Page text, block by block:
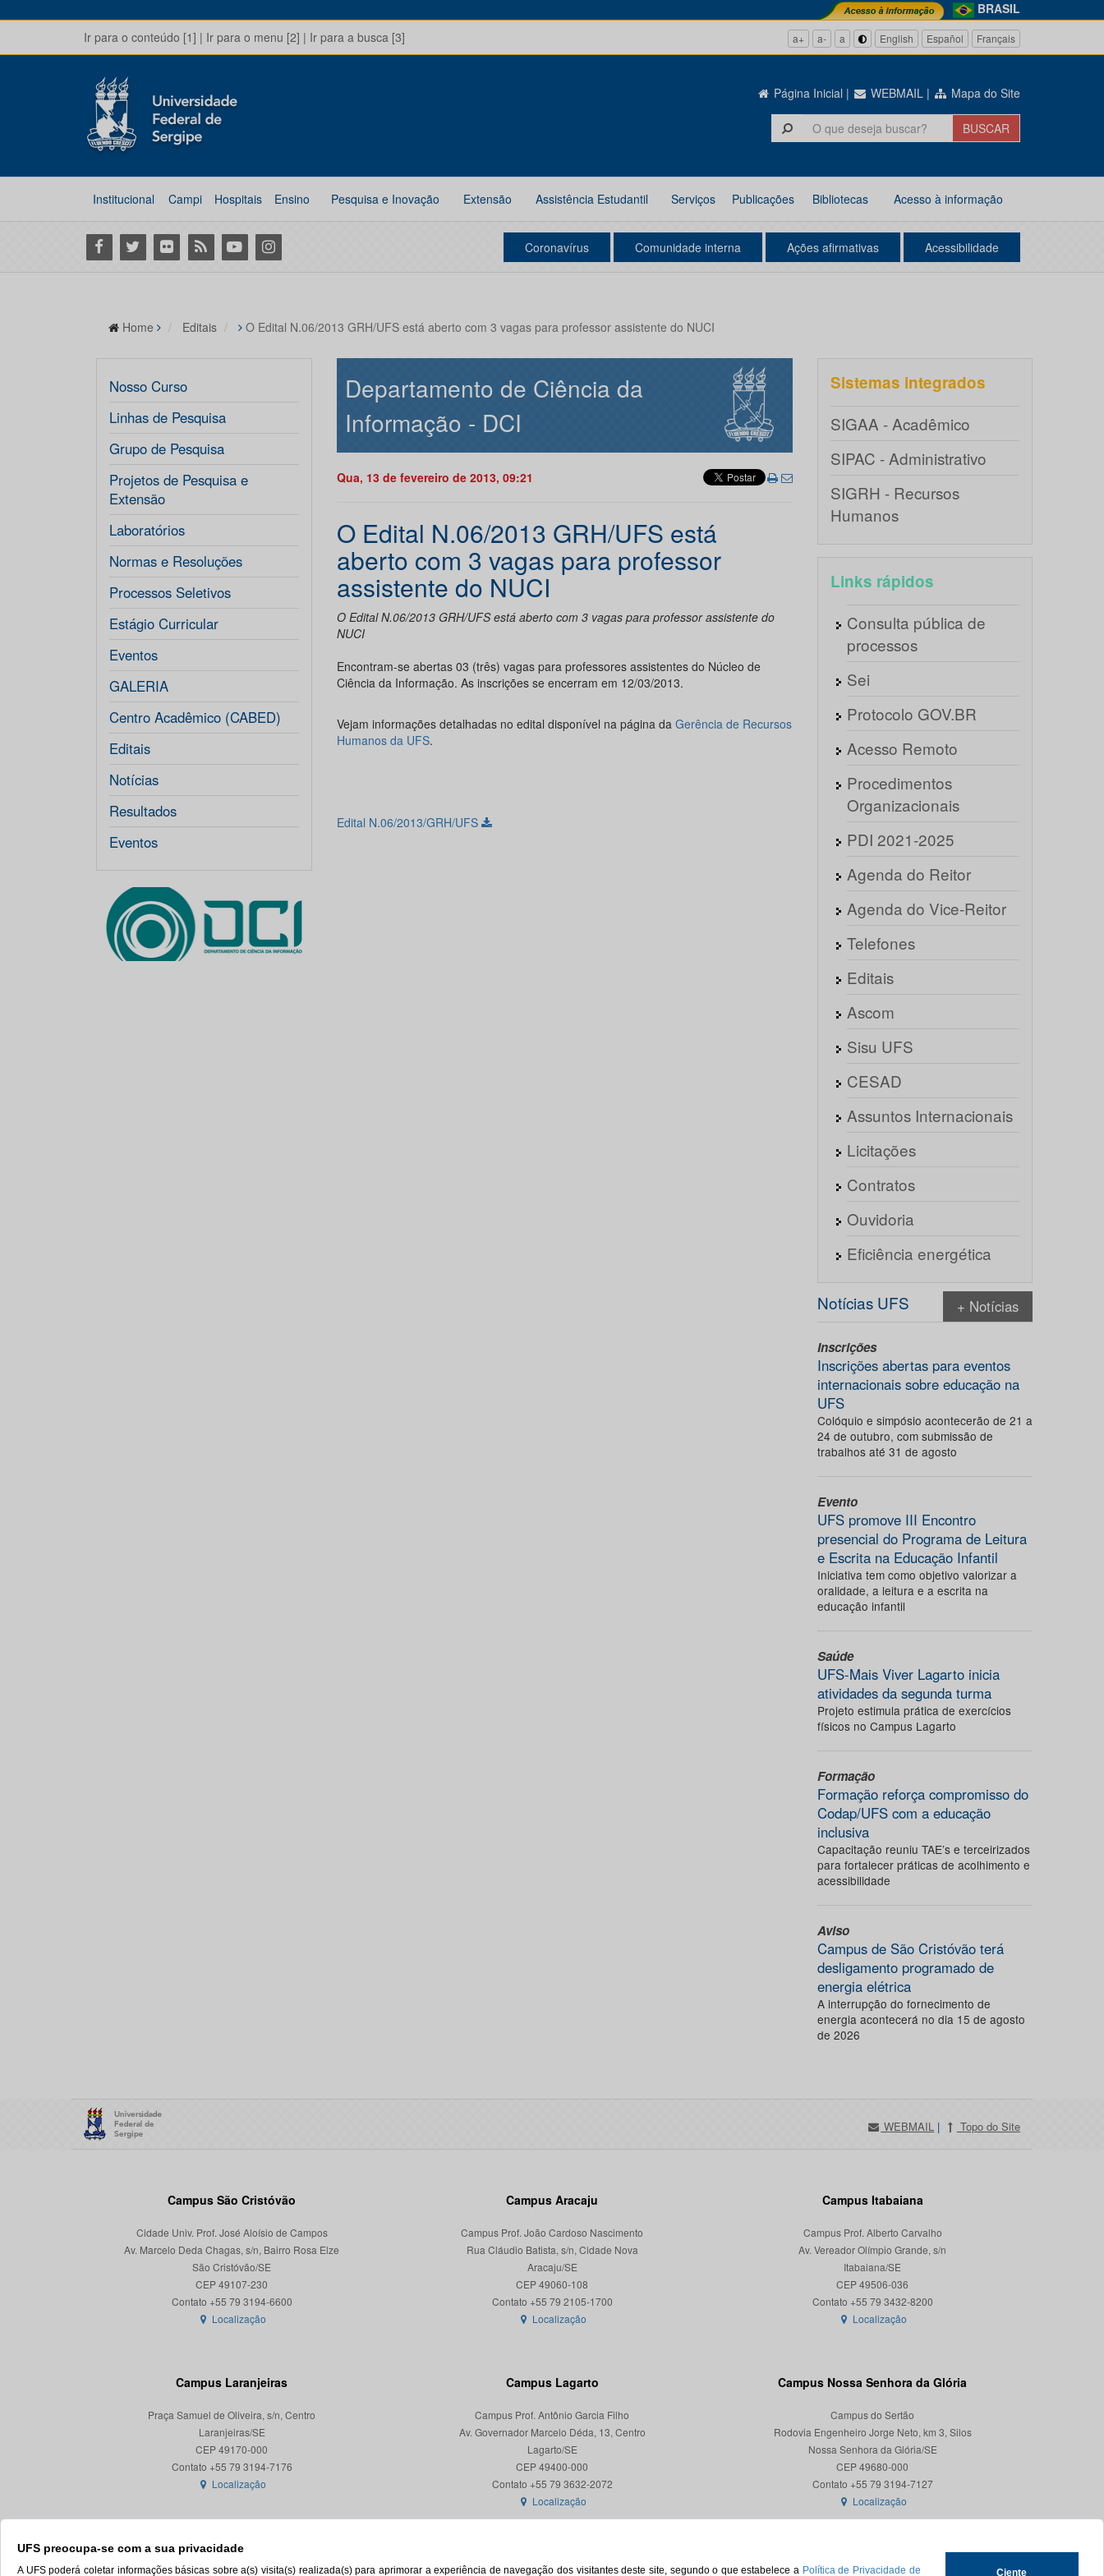
BRASIL
Ir para o conteúdo [1] | Ir para o menu [2] | Ir para a busca [3] a+ a- a English Español Français
Página Inicial | WEBMAIL | Mapa do Site
Institucional Campi Hospitais Ensino Pesquisa e Inovação Extensão Assistência Estudantil Serviços Publicações Bibliotecas Acesso à informação
Facebook
Twitter Flickr RSS YoutubeInstagram Coronavírus Comunidade interna Ações afirmativas Acessibilidade
UFS preocupa-se com a sua privacidade
A UFS poderá coletar informações básicas sobre a(s) visita(s) realizada(s) para aprimorar a experiência de navegação dos visitantes deste site, segundo o que estabelece a Política de Privacidade de Ciente
Home Editais O Edital N.06/2013 GRH/UFS está aberto com 3 vagas para professor assistente do NUCI
Nosso Curso
Linhas de Pesquisa
Grupo de Pesquisa
Projetos de Pesquisa e
Extensão
Laboratórios
Normas e Resoluções
Processos Seletivos
Estágio Curricular
Eventos
GALERIA
Centro Acadêmico (CABED)
Editais
Notícias
Resultados
Eventos
Departamento de Ciência da
Informação - DCI
Qua, 13 de fevereiro de 2013, 09:21
O Edital N.06/2013 GRH/UFS está
aberto com 3 vagas para professor
assistente do NUCI
O Edital N.06/2013 GRH/UFS está aberto com 3 vagas para professor assistente do
NUCI
Encontram-se abertas 03 (três) vagas para professores assistentes do Núcleo de
Ciência da Informação. As inscrições se encerram em 12/03/2013.
Vejam informações detalhadas no edital disponível na página da Gerência de Recursos
Humanos da UFS.
Edital N.06/2013/GRH/UFS
Sistemas integrados
SIGAA - Acadêmico
SIPAC - Administrativo
SIGRH - Recursos
Humanos
Links rápidos
Consulta pública de
processos
Sei
Protocolo GOV.BR
Acesso Remoto
Procedimentos
Organizacionais
PDI 2021-2025
Agenda do Reitor
Agenda do Vice-Reitor
Telefones
Editais
Ascom
Sisu UFS
CESAD
Assuntos Internacionais
Licitações
Contratos
Ouvidoria
Eficiência energética
Notícias UFS + Notícias
Inscrições
Inscrições abertas para eventos
internacionais sobre educação na
UFS
Colóquio e simpósio acontecerão de 21 a
24 de outubro, com submissão de
trabalhos até 31 de agosto
Evento
UFS promove III Encontro
presencial do Programa de Leitura
e Escrita na Educação Infantil
Iniciativa tem como objetivo valorizar a
oralidade, a leitura e a escrita na
educação infantil
Saúde
UFS-Mais Viver Lagarto inicia
atividades da segunda turma
Projeto estimula prática de exercícios
físicos no Campus Lagarto
Formação
Formação reforça compromisso do
Codap/UFS com a educação
inclusiva
Capacitação reuniu TAE’s e terceirizados
para fortalecer práticas de acolhimento e
acessibilidade
Aviso
Campus de São Cristóvão terá
desligamento programado de
energia elétrica
A interrupção do fornecimento de
energia acontecerá no dia 15 de agosto
de 2026
WEBMAIL | Topo do Site
Campus São Cristóvão
Cidade Univ. Prof. José Aloísio de Campos
Av. Marcelo Deda Chagas, s/n, Bairro Rosa Elze
São Cristóvão/SE
CEP 49107-230
Localização
Campus Aracaju
Campus Prof. João Cardoso Nascimento
Rua Cláudio Batista, s/n, Cidade Nova
Aracaju/SE
CEP 49060-108
Localização
Campus Itabaiana
Campus Prof. Alberto Carvalho
Av. Vereador Olímpio Grande, s/n
Itabaiana/SE
CEP 49506-036
Localização
Campus Laranjeiras
Praça Samuel de Oliveira, s/n, Centro
Laranjeiras/SE
CEP 49170-000
Localização
Campus Lagarto
Campus Prof. Antônio Garcia Filho
Av. Governador Marcelo Déda, 13, Centro
Lagarto/SE
CEP 49400-000
Localização
Campus Nossa Senhora da Glória
Campus do Sertão
Rodovia Engenheiro Jorge Neto, km 3, Silos
Nossa Senhora da Glória/SE
CEP 49680-000
Contato +55 79 3194-7127
Localização